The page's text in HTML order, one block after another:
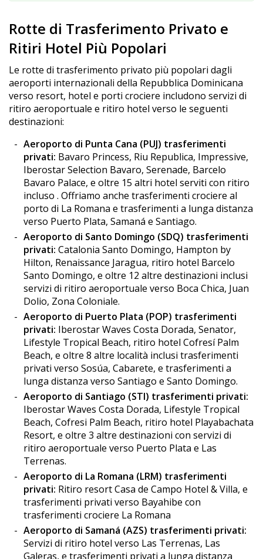
Rotte di Trasferimento Privato e
Ritiri Hotel Più Popolari
Le rotte di trasferimento privato più popolari dagli
aeroporti internazionali della Repubblica Dominicana
verso resort, hotel e porti crociere includono servizi di
ritiro aeroportuale e ritiro hotel verso le seguenti
destinazioni:
Aeroporto di Punta Cana (PUJ) trasferimenti
privati: Bavaro Princess, Riu Republica, Impressive,
Iberostar Selection Bavaro, Serenade, Barcelo
Bavaro Palace, e oltre 15 altri hotel serviti con ritiro
incluso . Offriamo anche trasferimenti crociere al
porto di La Romana e trasferimenti a lunga distanza
verso Puerto Plata, Samaná e Santiago.
Aeroporto di Santo Domingo (SDQ) trasferimenti
privati: Catalonia Santo Domingo, Hampton by
Hilton, Renaissance Jaragua, ritiro hotel Barcelo
Santo Domingo, e oltre 12 altre destinazioni inclusi
servizi di ritiro aeroportuale verso Boca Chica, Juan
Dolio, Zona Coloniale.
Aeroporto di Puerto Plata (POP) trasferimenti
privati: Iberostar Waves Costa Dorada, Senator,
Lifestyle Tropical Beach, ritiro hotel Cofresí Palm
Beach, e oltre 8 altre località inclusi trasferimenti
privati verso Sosúa, Cabarete, e trasferimenti a
lunga distanza verso Santiago e Santo Domingo.
Aeroporto di Santiago (STI) trasferimenti privati:
Iberostar Waves Costa Dorada, Lifestyle Tropical
Beach, Cofresi Palm Beach, ritiro hotel Playabachata
Resort, e oltre 3 altre destinazioni con servizi di
ritiro aeroportuale verso Puerto Plata e Las
Terrenas.
Aeroporto di La Romana (LRM) trasferimenti
privati: Ritiro resort Casa de Campo Hotel & Villa, e
trasferimenti privati verso Bayahibe con
trasferimenti crociere La Romana
Aeroporto di Samaná (AZS) trasferimenti privati:
Servizi di ritiro hotel verso Las Terrenas, Las
Galeras, e trasferimenti privati a lunga distanza